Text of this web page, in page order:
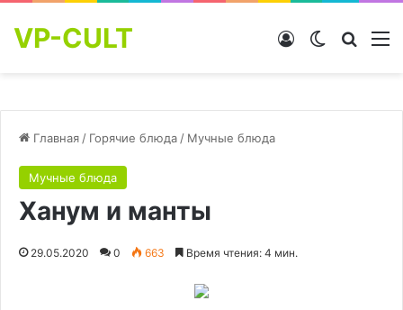
VP-CULT Switch skin
Войти
Главная / Горячие блюда / Мучные блюда
Мучные блюда
Ханум и манты
29.05.2020 0 663 Время чтения: 4 мин.